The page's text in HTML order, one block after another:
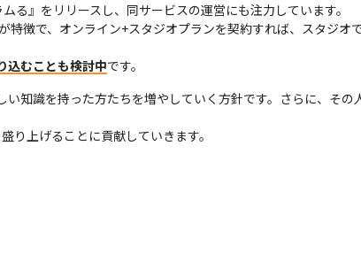
る』をリリースし、同サービスの運営にも注力しています。
徴で、オンライン+スタジオプランを契約すれば、スタジオ
込むことも検討中です。
知識を持った方たちを増やしていく方針です。さらに、その
り上げることに貢献していきます。